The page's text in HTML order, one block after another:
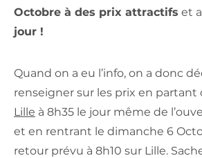
Octobre à des prix attractifs et
jour !
Quand on a eu l’info, on a donc
renseigner sur les prix en partant
Lille à 8h35 le jour même de
et en rentrant le dimanche 6
retour prévu à 8h10 sur Lille.